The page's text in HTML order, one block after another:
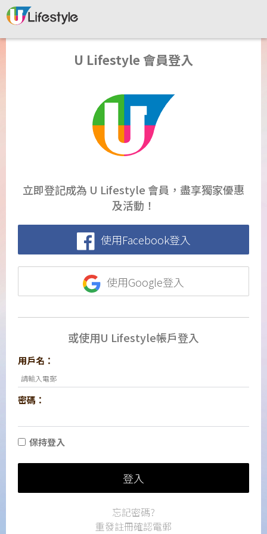
U Lifestyle 會員登入
立即登記成為 U Lifestyle 會員，盡享獨家優惠
及活動！
使用Facebook登入
使用Google登入
或使用U Lifestyle帳戶登入
用戶名：
密碼：
保持登入
登入
忘記密碼?
重發註冊確認電郵